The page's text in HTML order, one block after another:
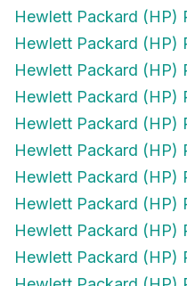
Hewlett Packard (HP)
Hewlett Packard (HP)
Hewlett Packard (HP)
Hewlett Packard (HP)
Hewlett Packard (HP)
Hewlett Packard (HP)
Hewlett Packard (HP)
Hewlett Packard (HP)
Hewlett Packard (HP)
Hewlett Packard (HP)